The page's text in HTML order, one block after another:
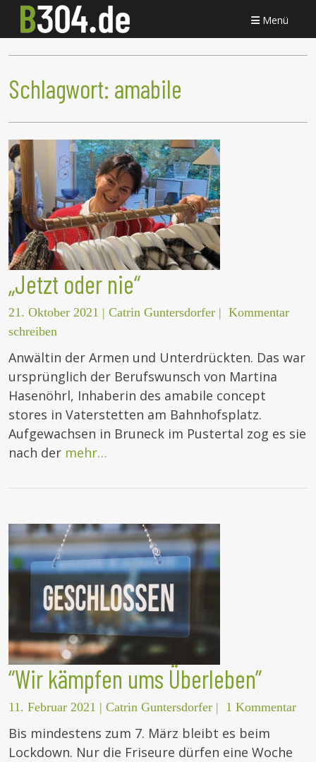
Menü
Schlagwort: amabile
„Jetzt oder nie“
21. Oktober 2021 | Catrin Guntersdorfer | Kommentar
schreiben
Anwältin der Armen und Unterdrückten. Das war
ursprünglich der Berufswunsch von Martina
Hasenöhrl, Inhaberin des amabile concept
stores in Vaterstetten am Bahnhofsplatz.
Aufgewachsen in Bruneck im Pustertal zog es sie
nach der mehr…
“Wir kämpfen ums Überleben”
11. Februar 2021 | Catrin Guntersdorfer | 1 Kommentar
Bis mindestens zum 7. März bleibt es beim
Lockdown. Nur die Friseure dürfen eine Woche